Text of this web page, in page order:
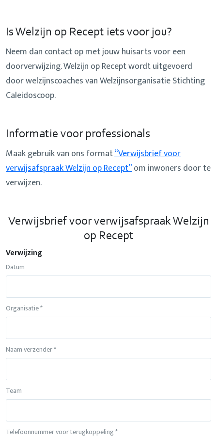
Is Welzijn op Recept iets voor jou?
Neem dan contact op met jouw huisarts voor een
doorverwijzing. Welzijn op Recept wordt uitgevoerd
door welzijnscoaches van Welzijnsorganisatie Stichting
Caleidoscoop.
Informatie voor professionals
Maak gebruik van ons format“Verwijsbrief voor
verwijsafspraak Welzijn op Recept”om inwoners door te
verwijzen.
Verwijsbrief voor verwijsafspraak Welzijn
op Recept
Verwijzing
Datum
Organisatie *
Naam verzender *
Team
Telefoonnummer voor terugkoppeling *